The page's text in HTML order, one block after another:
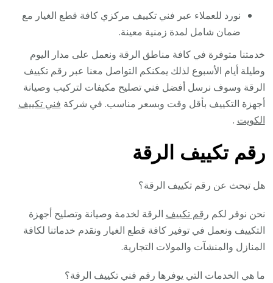
نورد للعملاء عبر فني تكييف مركزي كافة قطع الغيار مع
ضمان شامل لمدة زمنية معينة.
خدمتنا متوفرة في كافة مناطق الرقة ونعمل على مدار اليوم
وطيلة أيام الأسبوع لذلك يمكنكم التواصل معنا عبر رقم تكييف
الرقة وسوف نرسل أفضل فني تصليح مكيفات لتركيب وصيانة
أجهزة التكييف بأقل وقت وبسعر مناسب. في شركة فني تكييف
الكويت .
رقم تكييف الرقة
هل تبحث عن رقم تكييف الرقة؟
نحن نوفر لكم رقم تكييف الرقة لخدمة وصيانة وتصليح أجهزة
التكييف ونعمل في توفير كافة قطع الغيار ونقدم خدماتنا لكافة
المنازل والمنشآت والمولات التجارية.
ما هي الخدمات التي يوفرها رقم فني تكييف الرقة؟